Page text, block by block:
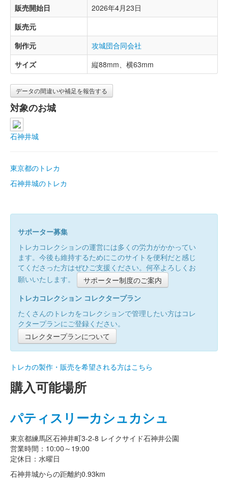
販売開始日
2026年4月23日
販売元
制作元
攻城団合同会社
サイズ
縦88mm、横63mm
データの間違いや補足を報告する
対象のお城
石神井城
東京都のトレカ
石神井城のトレカ
サポーター募集
トレカコレクションの運営には多くの労力がかかってい
ます。今後も維持するためにこのサイトを便利だと感じ
てくださった方はぜひご支援ください。何卒よろしくお
願いいたします。
サポーター制度のご案内
トレカコレクション コレクタープラン
たくさんのトレカをコレクションで管理したい方はコレ
クタープランにご登録ください。
コレクタープランについて
トレカの製作・販売を希望される方はこちら
購入可能場所
パティスリーカシュカシュ
東京都練馬区石神井町3-2-8 レイクサイド石神井公園
営業時間：10:00～19:00
定休日：水曜日
石神井城からの距離約0.93km